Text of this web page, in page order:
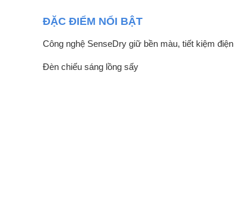
ĐẶC ĐIỂM NỔI BẬT
Công nghệ SenseDry giữ bền màu, tiết kiệm điện
Đèn chiếu sáng lồng sấy